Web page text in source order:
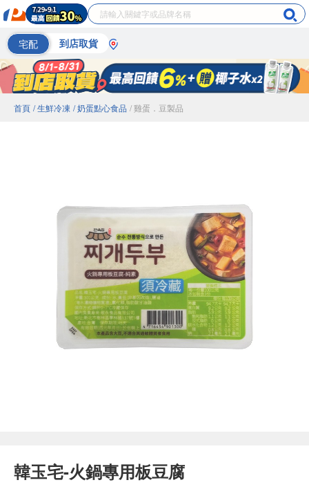
宅配 到店取貨
首頁 / 生鮮冷凍 / 奶蛋點心食品 / 雞蛋．豆製品
韓玉宅-火鍋專用板豆腐